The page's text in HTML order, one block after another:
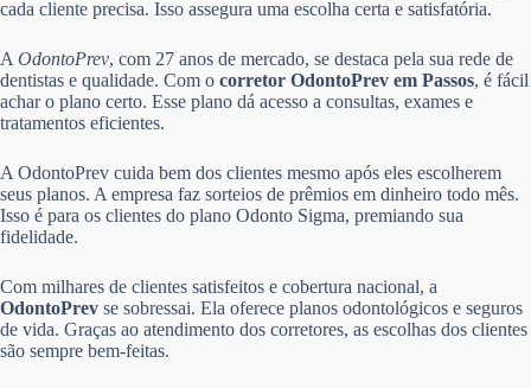
cada cliente precisa. Isso assegura uma escolha certa e satisfatória.
A OdontoPrev, com 27 anos de mercado, se destaca pela sua rede de
dentistas e qualidade. Com o corretor OdontoPrev em Passos, é fácil
achar o plano certo. Esse plano dá acesso a consultas, exames e
tratamentos eficientes.
A OdontoPrev cuida bem dos clientes mesmo após eles escolherem
seus planos. A empresa faz sorteios de prêmios em dinheiro todo mês.
Isso é para os clientes do plano Odonto Sigma, premiando sua
fidelidade.
Com milhares de clientes satisfeitos e cobertura nacional, a
OdontoPrev se sobressai. Ela oferece planos odontológicos e seguros
de vida. Graças ao atendimento dos corretores, as escolhas dos clientes
são sempre bem-feitas.